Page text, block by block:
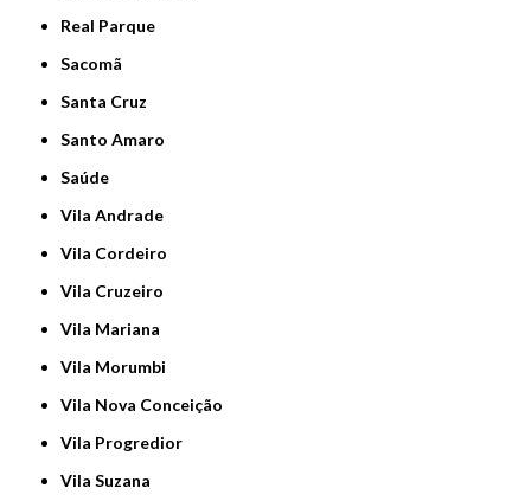
Real Parque
Sacomã
Santa Cruz
Santo Amaro
Saúde
Vila Andrade
Vila Cordeiro
Vila Cruzeiro
Vila Mariana
Vila Morumbi
Vila Nova Conceição
Vila Progredior
Vila Suzana